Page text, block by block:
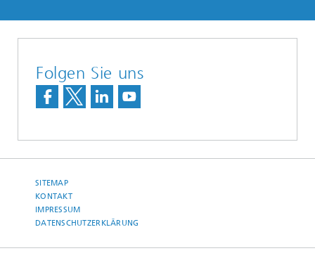
Folgen Sie uns
SITEMAP
KONTAKT
IMPRESSUM
DATENSCHUTZERKLÄRUNG